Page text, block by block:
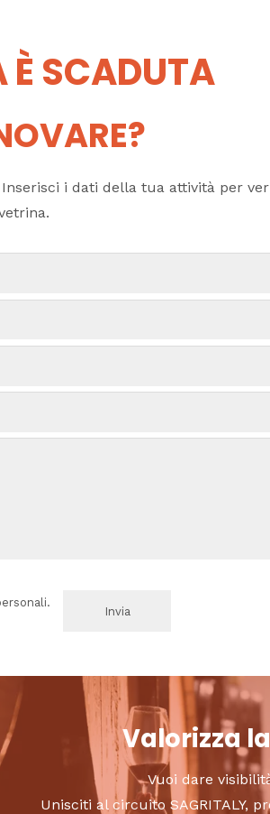
È SCADUTA
i dati della tua attività per
Valorizza
Vuoi dare
Unisciti al circuito SAGRITALY,